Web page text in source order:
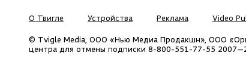
О Твигле Устройства Реклама Video
© Tvigle Media, ООО «Нью Медиа Продакшн», ООО
центра для отмены подписки 8-800-551-77-55